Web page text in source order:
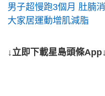
男子超慢跑3個月 肚腩
大家居運動增肌減脂
↓立即下載星島頭條App↓